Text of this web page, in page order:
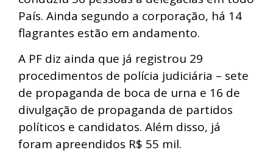
País. Ainda segundo a corporação, há 14
flagrantes estão em andamento.
A PF diz ainda que já registrou 29
procedimentos de polícia judiciária – sete
de propaganda de boca de urna e 16 de
divulgação de propaganda de partidos
políticos e candidatos. Além disso, já
foram apreendidos R$ 55 mil.